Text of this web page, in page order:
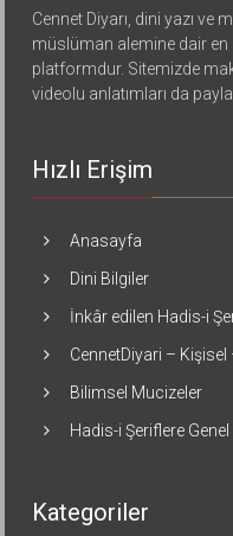
Cennet Diyarı, dini yazı ve
müslüman alemine dair en
platformdur. Sitemizde
videolu anlatımları da
Hızlı Erişim
Anasayfa
Dini Bilgiler
İnkâr edilen Hadis-i
CennetDiyari – Kişisel
Bilimsel Mucizeler
Hadis-i Şeriflere Genel
Kategoriler